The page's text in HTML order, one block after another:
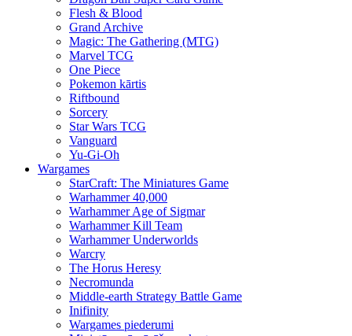
Flesh & Blood
Grand Archive
Magic: The Gathering (MTG)
Marvel TCG
One Piece
Pokemon kārtis
Riftbound
Sorcery
Star Wars TCG
Vanguard
Yu-Gi-Oh
Wargames
StarCraft: The Miniatures Game
Warhammer 40,000
Warhammer Age of Sigmar
Warhammer Kill Team
Warhammer Underworlds
Warcry
The Horus Heresy
Necromunda
Middle-earth Strategy Battle Game
Inifinity
Wargames piederumi